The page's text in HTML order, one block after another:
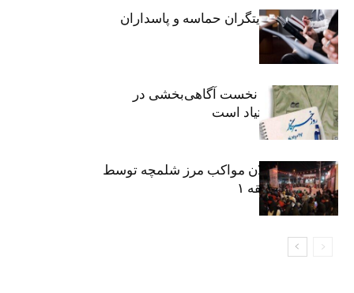
خبرنگاران، روایتگران حماسه و پاسداران
حقیقت
«رسانه» سنگر نخست آگاهی‌بخشی در
پیشگیری از اعتیاد است
نکوداشت فعالان مواکب مرز شلمچه توسط
شهرداری منطقه ۱